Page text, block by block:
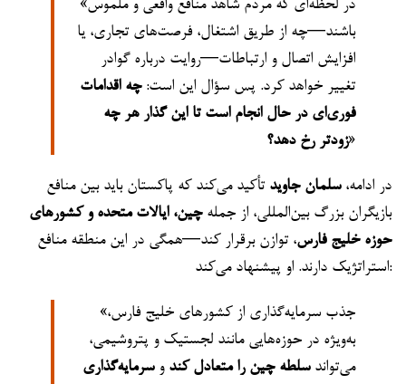
«در لحظه‌ای که مردم شاهد منافع واقعی و ملموس
باشند—چه از طریق اشتغال، فرصت‌های تجاری، یا
افزایش اتصال و ارتباطات—روایت درباره گوادر
تغییر خواهد کرد. پس سؤال این است:چه اقدامات
فوری‌ای در حال انجام است تا این گذار هر چه
زودتر رخ دهد؟»
در ادامه،سلمان جاوید تأکید می‌کند که پاکستان باید بین منافع
بازیگران بزرگ بین‌المللی، از جملهچین، ایالات متحده و کشورهای
حوزه خلیج فارس، توازن برقرار کند—همگی در این منطقه منافع
استراتژیک دارند. او پیشنهاد می‌کند:
«جذب سرمایه‌گذاری از کشورهای خلیج فارس،
به‌ویژه در حوزه‌هایی مانند لجستیک و پتروشیمی،
می‌تواندسلطه چین را متعادل کند وسرمایه‌گذاری